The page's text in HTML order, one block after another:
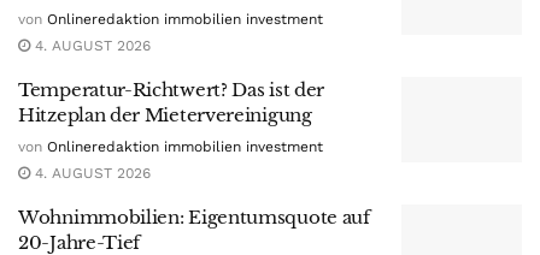
von Onlineredaktion immobilien investment
4. AUGUST 2026
Temperatur-Richtwert? Das ist der
Hitzeplan der Mietervereinigung
von Onlineredaktion immobilien investment
4. AUGUST 2026
Wohnimmobilien: Eigentumsquote auf
20-Jahre-Tief